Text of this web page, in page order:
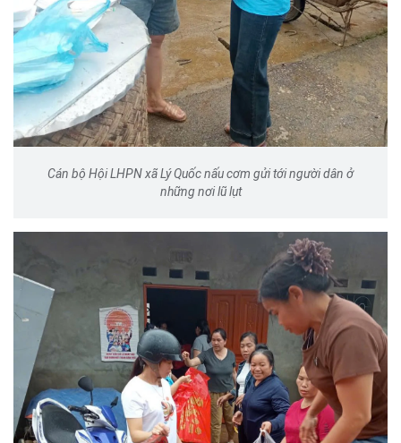
Cán bộ Hội LHPN xã Lý Quốc nấu cơm gửi tới người dân ở
những nơi lũ lụt